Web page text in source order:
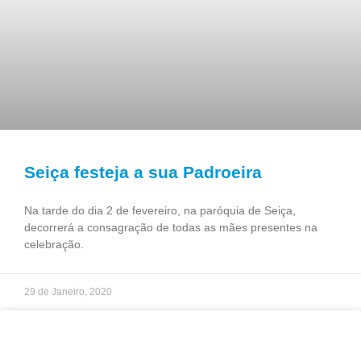
Seiça festeja a sua Padroeira
Na tarde do dia 2 de fevereiro, na paróquia de Seiça,
decorrerá a consagração de todas as mães presentes na
celebração.
29 de Janeiro, 2020